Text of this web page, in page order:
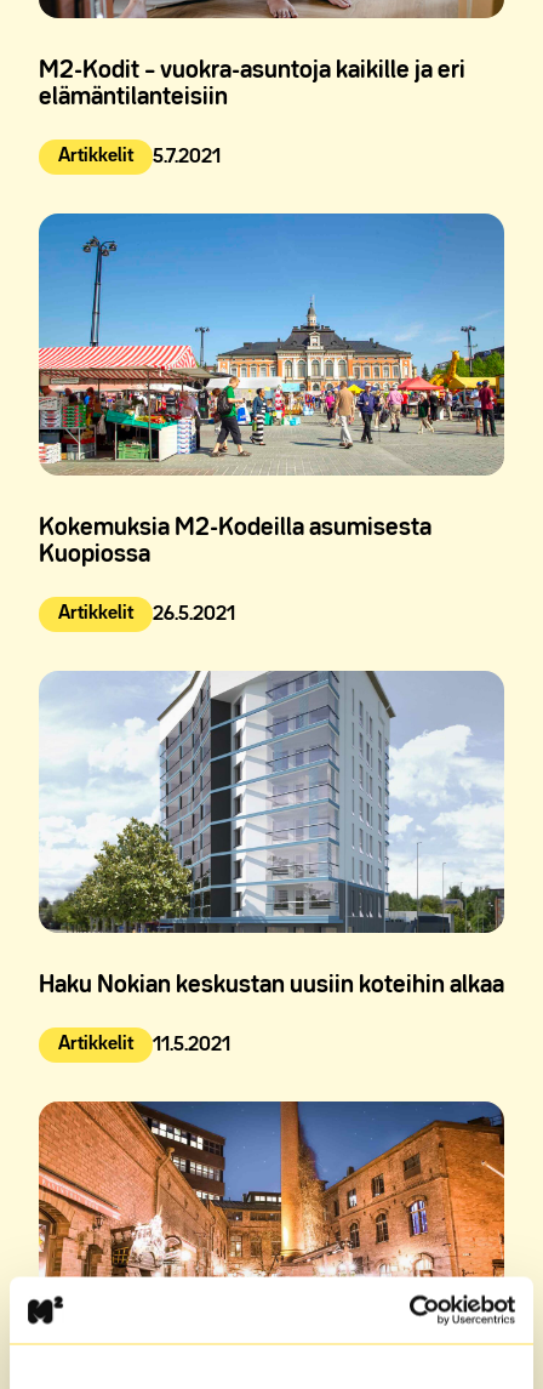
M2-Kodit – vuokra-asuntoja kaikille ja eri
elämäntilanteisiin
Artikkelit
Julkaistu: 5.7.2021
Kokemuksia M2-Kodeilla asumisesta
Kuopiossa
Artikkelit
Julkaistu: 26.5.2021
Haku Nokian keskustan uusiin koteihin alkaa
Artikkelit
Julkaistu: 11.5.2021